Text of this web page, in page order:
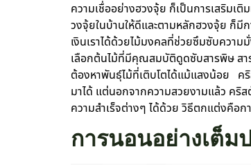
ความเชื่ออย่างฮวงจุ้ย ก็เป็นการเสริมเ
วงจุ้ยในบ้านให้ดีและตามหลักฮวงจุ้ย ก็มี
เงินเราได้ด้วยไม้มงคลที่ช่วยซึมซับควา
เลือกต้นไม้ที่มีคุณสมบัติดูดซับสารพิษ สาร
ต้องหาพันธุ์ไม้ที่เติบโตได้แม้แสงน้อย ค
มาได้ แต่นอกจากความสวยงามแล้ว คริ
ความสำเร็จต่างๆ ได้ด้วย วิธีตกแต่งคือ
การนอนอย่างเต็ม